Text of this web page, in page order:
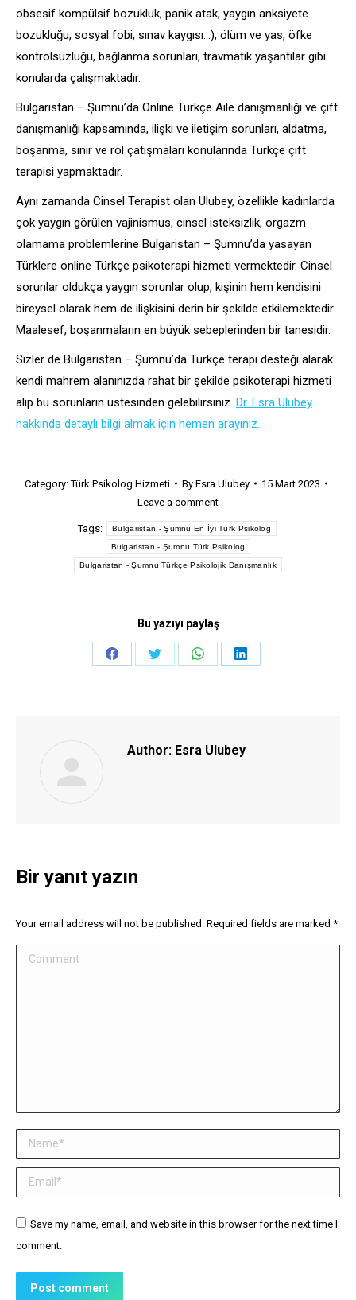
obsesif kompülsif bozukluk, panik atak, yaygın anksiyete
bozukluğu, sosyal fobi, sınav kaygısı…), ölüm ve yas, öfke
kontrolsüzlüğü, bağlanma sorunları, travmatik yaşantılar gibi
konularda çalışmaktadır.
Bulgaristan – Şumnu’da Online Türkçe Aile danışmanlığı ve çift
danışmanlığı kapsamında, ilişki ve iletişim sorunları, aldatma,
boşanma, sınır ve rol çatışmaları konularında Türkçe çift
terapisi yapmaktadır.
Aynı zamanda Cinsel Terapist olan Ulubey, özellikle kadınlarda
çok yaygın görülen vajinismus, cinsel isteksizlik, orgazm
olamama problemlerine Bulgaristan – Şumnu’da yasayan
Türklere online Türkçe psikoterapi hizmeti vermektedir. Cinsel
sorunlar oldukça yaygın sorunlar olup, kişinin hem kendisini
bireysel olarak hem de ilişkisini derin bir şekilde etkilemektedir.
Maalesef, boşanmaların en büyük sebeplerinden bir tanesidir.
Sizler de Bulgaristan – Şumnu’da Türkçe terapi desteği alarak
kendi mahrem alanınızda rahat bir şekilde psikoterapi hizmeti
alıp bu sorunların üstesinden gelebilirsiniz. Dr. Esra Ulubey
hakkında detaylı bilgi almak için hemen arayınız.
Category:Türk Psikolog Hizmeti By Esra Ulubey
15 Mart 2023
Leave a comment
Tags: Bulgaristan - Şumnu En İyi Türk Psikolog
Bulgaristan - Şumnu Türk Psikolog
Bulgaristan - Şumnu Türkçe Psikolojik Danışmanlık
Bu yazıyı paylaş
Share
Share
Share
Share
Author: Esra Ulubey
Bir yanıt yazın
Your email address will not be published. Required fields are marked *
Comment
Name *
Email *
Website
Save my name, email, and website in this browser for the next time I
comment.
Post comment